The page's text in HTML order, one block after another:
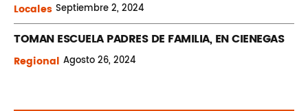
Locales Septiembre2, 2024
TOMAN ESCUELA PADRES DE FAMILIA, EN CIENEGAS
Regional Agosto26, 2024